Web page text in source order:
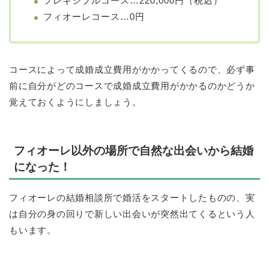
フィオーレコース…0円
コースによって成婚成立費用がかかってくるので、必ず事
前に自分がどのコースで成婚成立費用がかかるのかどうか
覚えておくようにしましょう。
フィオーレ以外の場所で自然な出会いから結婚
になった！
フィオーレの結婚相談所で婚活をスタートしたものの、実
は自分の身の回りで新しい出会いが突然出てくるという人
もいます。